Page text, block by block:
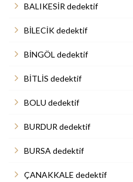
BALIKESİR dedektif
BİLECİK dedektif
BİNGÖL dedektif
BİTLİS dedektif
BOLU dedektif
BURDUR dedektif
BURSA dedektif
ÇANAKKALE dedektif